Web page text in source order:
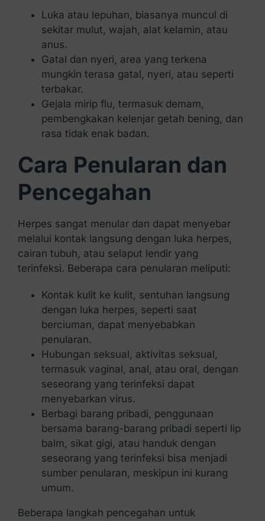
Luka atau lepuhan, biasanya muncul di
sekitar mulut, wajah, alat kelamin, atau
anus.
Gatal dan nyeri, area yang terkena
mungkin terasa gatal, nyeri, atau seperti
terbakar.
Gejala mirip flu, termasuk demam,
pembengkakan kelenjar getah bening, dan
rasa tidak enak badan.
Cara Penularan dan
Pencegahan
Herpes sangat menular dan dapat menyebar
melalui kontak langsung dengan luka herpes,
cairan tubuh, atau selaput lendir yang
terinfeksi. Beberapa cara penularan meliputi:
Kontak kulit ke kulit, sentuhan langsung
dengan luka herpes, seperti saat
berciuman, dapat menyebabkan
penularan.
Hubungan seksual, aktivitas seksual,
termasuk vaginal, anal, atau oral, dengan
seseorang yang terinfeksi dapat
menyebarkan virus.
Berbagi barang pribadi, penggunaan
bersama barang-barang pribadi seperti lip
balm, sikat gigi, atau handuk dengan
seseorang yang terinfeksi bisa menjadi
sumber penularan, meskipun ini kurang
umum.
Beberapa langkah pencegahan untuk